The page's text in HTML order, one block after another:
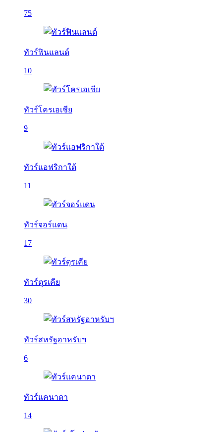
75
ทัวร์ฟินแลนด์
10
ทัวร์โครเอเชีย
9
ทัวร์แอฟริกาใต้
11
ทัวร์จอร์แดน
17
ทัวร์ตุรเคีย
30
ทัวร์สหรัฐอาหรับฯ
6
ทัวร์แคนาดา
14